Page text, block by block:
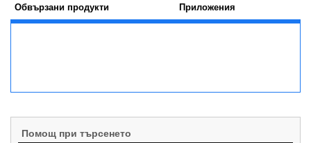
Обвързани продукти Приложения
Помощ при търсенето